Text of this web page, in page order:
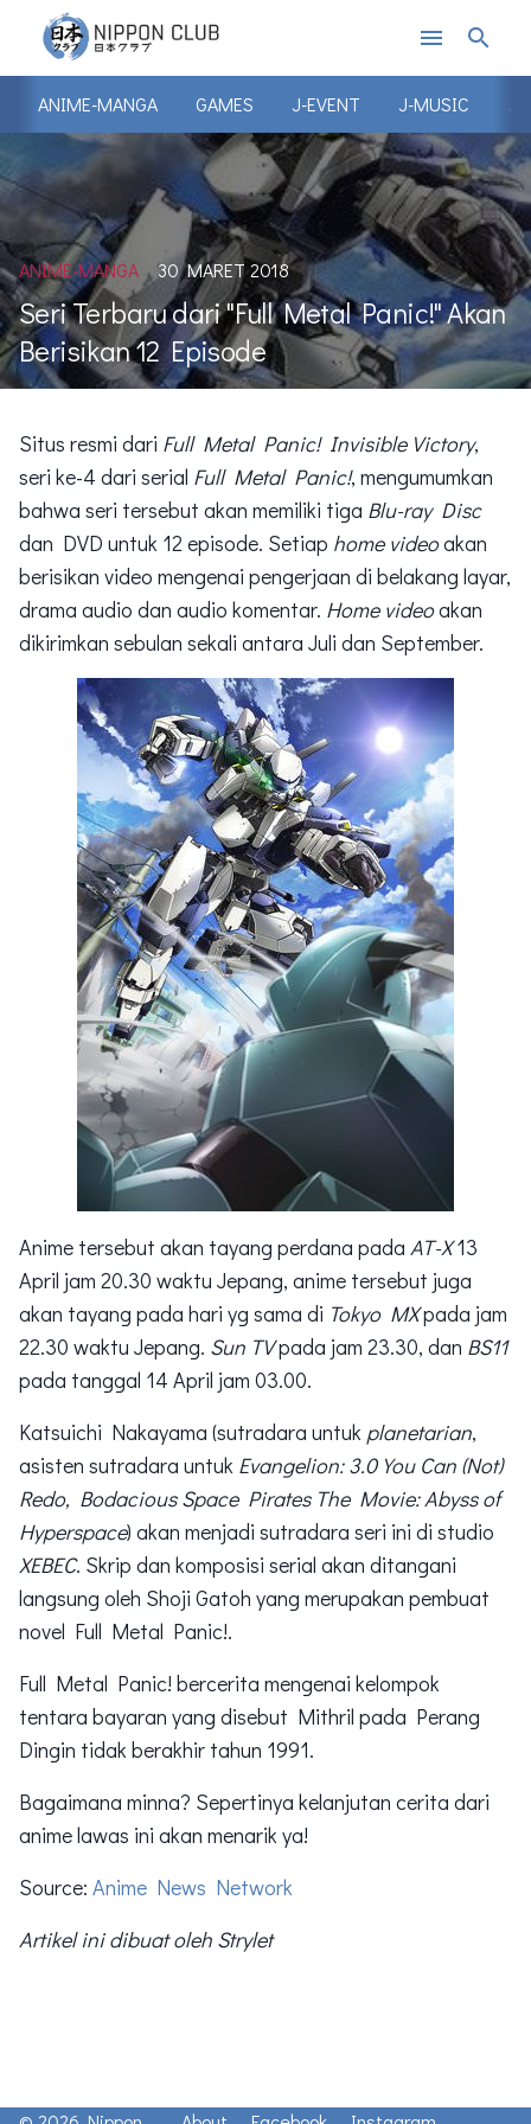
menu search
ANIME-MANGA GAMES J-EVENT J-MUSIC J-
ANIME-MANGA 30 MARET 2018
Seri Terbaru dari "Full Metal Panic!" Akan
Berisikan 12 Episode
Situs resmi dari Full Metal Panic! Invisible Victory,
seri ke-4 dari serial Full Metal Panic!, mengumumkan
bahwa seri tersebut akan memiliki tiga Blu-ray Disc
dan DVD untuk 12 episode. Setiap home videoakan
berisikan video mengenai pengerjaan di belakang layar,
drama audio dan audio komentar. Home videoakan
dikirimkan sebulan sekali antara Juli dan September.
Anime tersebut akan tayang perdana pada AT-X13
April jam 20.30 waktu Jepang, anime tersebut juga
akan tayang pada hari yg sama di Tokyo MXpada jam
22.30 waktu Jepang. Sun TVpada jam 23.30, dan BS11
pada tanggal 14 April jam 03.00.
Katsuichi Nakayama (sutradara untuk planetarian,
asisten sutradara untuk Evangelion: 3.0 You Can (Not)
Redo, Bodacious Space Pirates The Movie: Abyss of
Hyperspace) akan menjadi sutradara seri ini di studio
XEBEC. Skrip dan komposisi serial akan ditangani
langsung oleh Shoji Gatoh yang merupakan pembuat
novel Full Metal Panic!.
Full Metal Panic! bercerita mengenai kelompok
tentara bayaran yang disebut Mithril pada Perang
Dingin tidak berakhir tahun 1991.
Bagaimana minna? Sepertinya kelanjutan cerita dari
anime lawas ini akan menarik ya!
Source: Anime News Network
Artikel ini dibuat oleh Strylet